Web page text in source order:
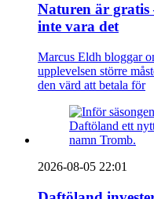
Naturen är gratis
inte vara det
Marcus Eldh bloggar
upplevelsen större
den värd att betala för
2026-08-05 22:01